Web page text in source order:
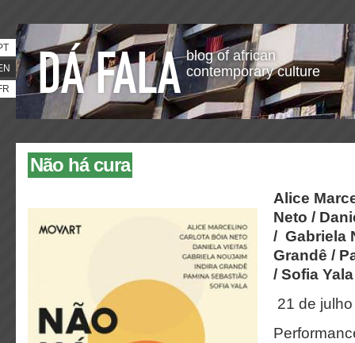
blog of african
contemporary culture
Não há cura
Alice
Neto /
/ Gabriela
Grandê /
/ Sofia Yala
21 de